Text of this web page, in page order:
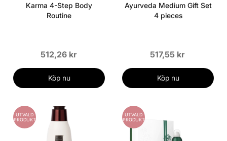
Karma 4-Step Body
Routine
512,26 kr
Köp nu
Ayurveda Medium Gift Set
4 pieces
517,55 kr
Köp nu
UTVALD
PRODUKT
UTVALD
PRODUKT